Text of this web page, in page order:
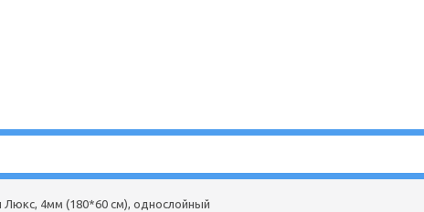
4мм (180*60 см), однослойный